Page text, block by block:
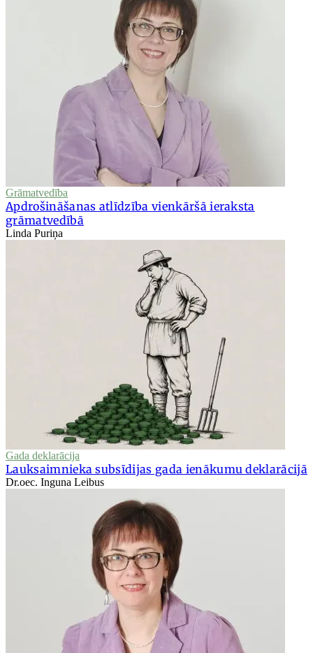
Grāmatvedība
Apdrošināšanas atlīdzība vienkāršā ieraksta
grāmatvedībā
Linda Puriņa
Gada deklarācija
Lauksaimnieka subsīdijas gada ienākumu deklarācijā
Dr.oec. Inguna Leibus